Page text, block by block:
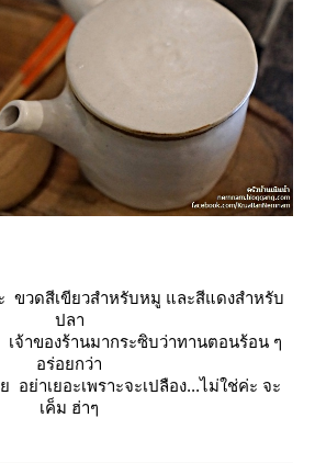
ขวดสีเขียวสำหรับหมู และสีแดงสำหรับ
ปลา
เจ้าของร้านมากระซิบว่าทานตอนร้อน ๆ
อร่อยกว่า
อย่าเยอะเพราะจะเปลือง...ไม่ใช่ค่ะ จะ
เค็ม ฮ่าๆ